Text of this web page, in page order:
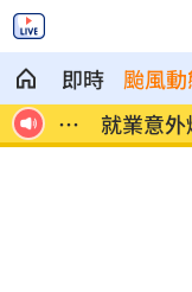
即時 颱風
炸
就業意外爆
高